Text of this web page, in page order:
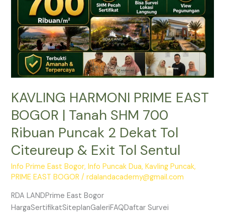
KAVLING HARMONI PRIME EAST
BOGOR | Tanah SHM 700
Ribuan Puncak 2 Dekat Tol
Citeureup & Exit Tol Sentul
Info Prime East Bogor,Info Puncak Dua,Kavling Puncak,
PRIME EAST BOGOR /rdalandacademy@gmail.com
RDA LANDPrime East Bogor
HargaSertifikatSiteplanGaleriFAQDaftar Survei
700
Ribuan
Puncak
Dekat
Citeureup
Exit
Tol